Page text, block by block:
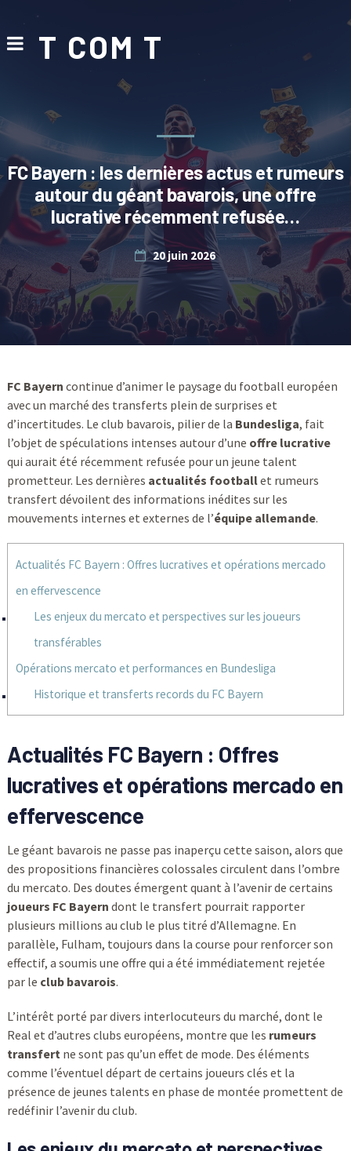
T COM T
FC Bayern : les dernières actus et rumeurs
autour du géant bavarois, une offre
lucrative récemment refusée…
20 juin 2026
FC Bayern continue d’animer le paysage du football européen
avec un marché des transferts plein de surprises et
d’incertitudes. Le club bavarois, pilier de la Bundesliga, fait
l’objet de spéculations intenses autour d’une offre lucrative
qui aurait été récemment refusée pour un jeune talent
prometteur. Les dernières actualités footballet rumeurs
transfert dévoilent des informations inédites sur les
mouvements internes et externes de l’équipe allemande.
Actualités FC Bayern : Offres lucratives et opérations mercado
en effervescence
Les enjeux du mercato et perspectives sur les joueurs
transférables
Opérations mercato et performances en Bundesliga
Historique et transferts records du FC Bayern
Actualités FC Bayern : Offres
lucratives et opérations mercado en
effervescence
Le géant bavarois ne passe pas inaperçu cette saison, alors que
des propositions financières colossales circulent dans l’ombre
du mercato. Des doutes émergent quant à l’avenir de certains
joueurs FC Bayern dont le transfert pourrait rapporter
plusieurs millions au club le plus titré d’Allemagne. En
parallèle, Fulham, toujours dans la course pour renforcer son
effectif, a soumis une offre qui a été immédiatement rejetée
par le club bavarois.
L’intérêt porté par divers interlocuteurs du marché, dont le
Real et d’autres clubs européens, montre que les rumeurs
transfertne sont pas qu’un effet de mode. Des éléments
comme l’éventuel départ de certains joueurs clés et la
présence de jeunes talents en phase de montée promettent de
redéfinir l’avenir du club.